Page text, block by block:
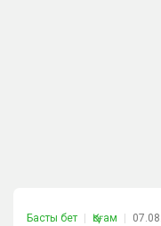
Басты бет Қоғам